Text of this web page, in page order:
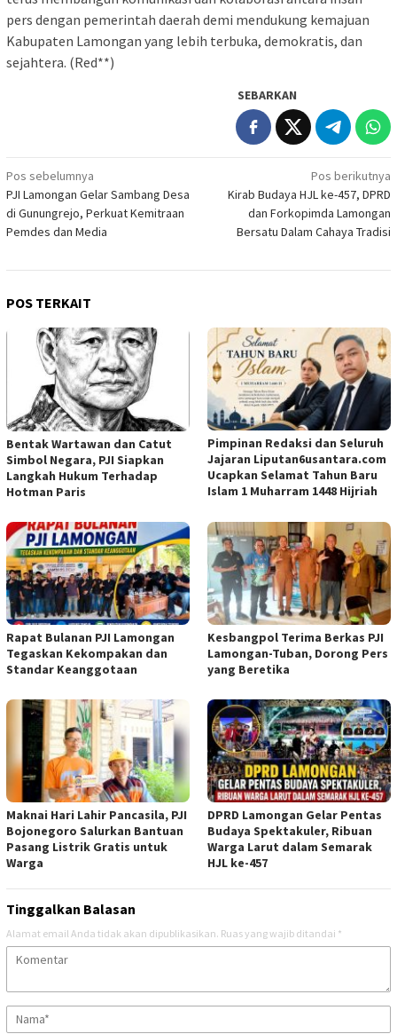
pers dengan pemerintah daerah demi mendukung kemajuan
Kabupaten Lamongan yang lebih terbuka, demokratis, dan
sejahtera. (Red**)
SEBARKAN
Navigasi
pos
Pos sebelumnya
PJI Lamongan Gelar Sambang Desa
di Gunungrejo, Perkuat Kemitraan
Pemdes dan Media
Pos berikutnya
Kirab Budaya HJL ke-457, DPRD
dan Forkopimda Lamongan
Bersatu Dalam Cahaya Tradisi
POS TERKAIT
Bentak Wartawan dan Catut
Simbol Negara, PJI Siapkan
Langkah Hukum Terhadap
Hotman Paris
Pimpinan Redaksi dan Seluruh
Jajaran Liputan6usantara.com
Ucapkan Selamat Tahun Baru
Islam 1 Muharram 1448 Hijriah
Rapat Bulanan PJI Lamongan
Tegaskan Kekompakan dan
Standar Keanggotaan
Kesbangpol Terima Berkas PJI
Lamongan-Tuban, Dorong Pers
yang Beretika
Maknai Hari Lahir Pancasila, PJI
Bojonegoro Salurkan Bantuan
Pasang Listrik Gratis untuk
Warga
DPRD Lamongan Gelar Pentas
Budaya Spektakuler, Ribuan
Warga Larut dalam Semarak
HJL ke-457
Tinggalkan Balasan
Alamat email Anda tidak akan dipublikasikan. Ruas yang wajib ditandai *